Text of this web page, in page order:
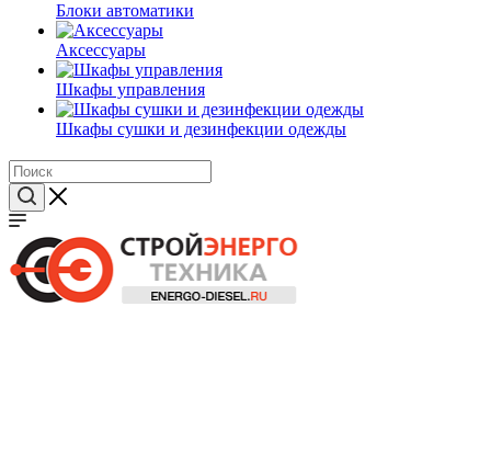
Блоки автоматики
Аксессуары
Шкафы управления
Шкафы сушки и дезинфекции одежды